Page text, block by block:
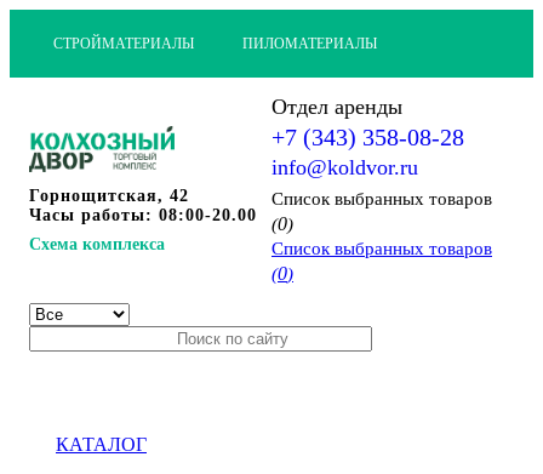
СТРОЙМАТЕРИАЛЫ ПИЛОМАТЕРИАЛЫ
Горнощитская, 42
Часы работы: 08:00-20.00
Схема комплекса
Отдел аренды
+7 (343) 358-08-28
info@koldvor.ru
Cписок выбранных товаров
(0)
Cписок выбранных товаров
(0)
КАТАЛОГ